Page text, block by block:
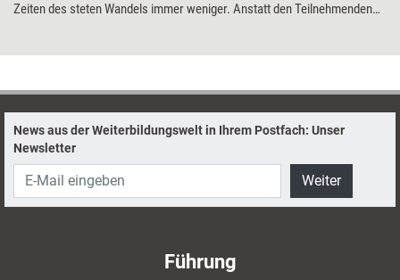
Zeiten des steten Wandels immer weniger. Anstatt den Teilnehmenden
News aus der Weiterbildungswelt in Ihrem Postfach: Unser
Newsletter
Weiter
Führung